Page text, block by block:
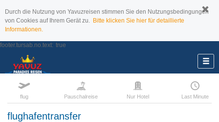
Durch die Nutzung von Yavuzreisen stimmen Sie den Nutzungsbedingungen
von Cookies auf Ihrem Gerät zu. Bitte klicken Sie hier für detaillierte
Informationen.
footer.tursab.no.text: true
flug Pauschalreise Nur Hotel Last Minute
flughafentransfer